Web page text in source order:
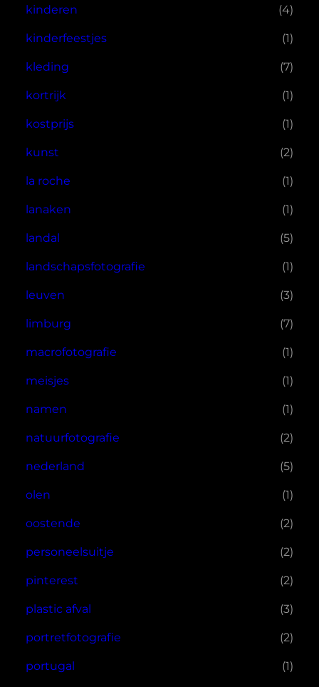
kinderen (4)
kinderfeestjes (1)
kleding (7)
kortrijk (1)
kostprijs (1)
kunst (2)
la roche (1)
lanaken (1)
landal (5)
landschapsfotografie (1)
leuven (3)
limburg (7)
macrofotografie (1)
meisjes (1)
namen (1)
natuurfotografie (2)
nederland (5)
olen (1)
oostende (2)
personeelsuitje (2)
pinterest (2)
plastic afval (3)
portretfotografie (2)
portugal (1)